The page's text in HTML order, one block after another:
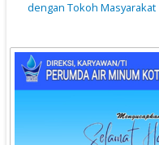
dengan Tokoh Masyarakat